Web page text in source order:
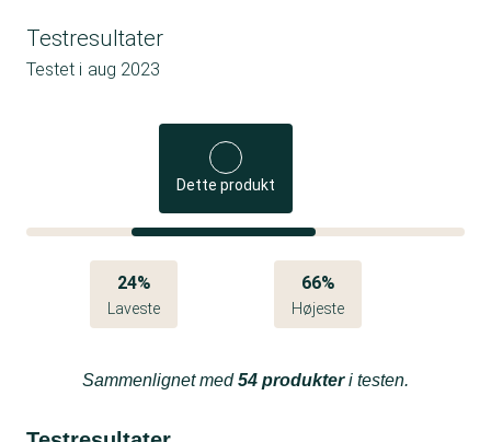
Testresultater
Testet i aug 2023
Dette produkt
24%
Laveste
66%
Højeste
Sammenlignet med54 produkteri testen.